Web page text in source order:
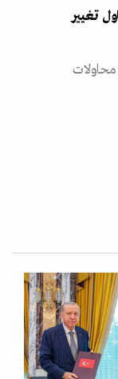
تغيير